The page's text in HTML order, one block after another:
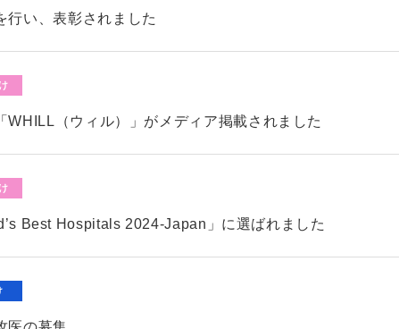
行い、表彰されました
WHILL（ウィル）」がメディア掲載されました
Best Hospitals 2024-Japan」に選ばれました